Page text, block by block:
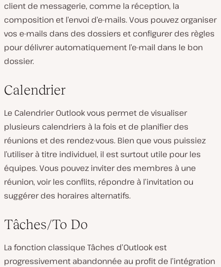
client de messagerie, comme la réception, la
composition et l’envoi d’e-mails. Vous pouvez organiser
vos e-mails dans des dossiers et configurer des règles
pour délivrer automatiquement l’e-mail dans le bon
dossier.
Calendrier
Le Calendrier Outlook vous permet de visualiser
plusieurs calendriers à la fois et de planifier des
réunions et des rendez-vous. Bien que vous puissiez
l’utiliser à titre individuel, il est surtout utile pour les
équipes. Vous pouvez inviter des membres à une
réunion, voir les conflits, répondre à l’invitation ou
suggérer des horaires alternatifs.
Tâches/To Do
La fonction classique Tâches d’Outlook est
progressivement abandonnée au profit de l’intégration